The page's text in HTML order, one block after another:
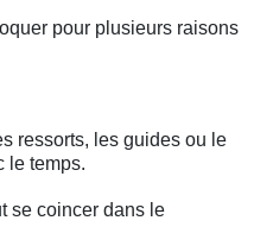
pour plusieurs raisons
ressorts, les guides ou le
le temps.
se coincer dans le